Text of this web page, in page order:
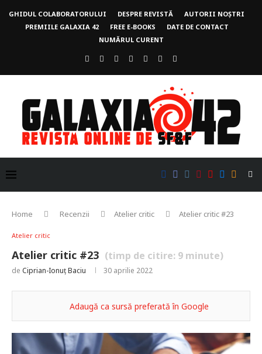
GHIDUL COLABORATORULUI DESPRE REVISTĂ
AUTORII NOȘTRI
PREMIILE GALAXIA 42
FREE E-BOOKS
DATE DE CONTACT
NUMĂRUL CURENT
Home Recenzii Atelier critic Atelier critic #23
Atelier critic
Atelier critic #23 (timp de citire: 9 minute)
de Ciprian-Ionuț Baciu 30 aprilie 2022
Adaugă ca sursă preferată în Google